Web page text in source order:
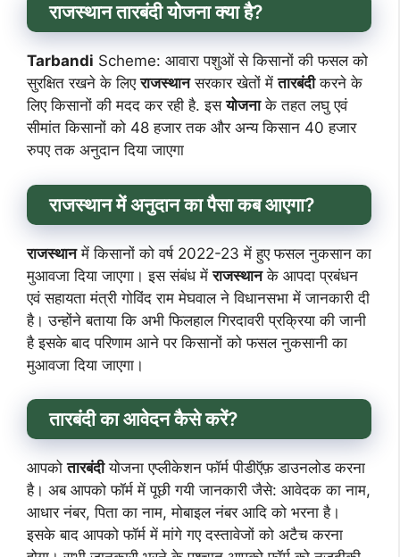
राजस्थान तारबंदी योजना क्या है?
Tarbandi Scheme: आवारा पशुओं से किसानों की फसल को
सुरक्षित रखने के लिएराजस्थानसरकार खेतों मेंतारबंदीकरने के
लिए किसानों की मदद कर रही है. इसयोजनाके तहत लघु एवं
सीमांत किसानों को 48 हजार तक और अन्य किसान 40 हजार
रुपए तक अनुदान दिया जाएगा
राजस्थान में अनुदान का पैसा कब आएगा?
राजस्थानमें किसानों को वर्ष 2022-23 में हुए फसल नुकसान का
मुआवजा दिया जाएगा। इस संबंध मेंराजस्थानके आपदा प्रबंधन
एवं सहायता मंत्री गोविंद राम मेघवाल ने विधानसभा में जानकारी दी
है। उन्होंने बताया कि अभी फिलहाल गिरदावरी प्रक्रिया की जानी
है इसके बाद परिणाम आने पर किसानों को फसल नुकसानी का
मुआवजा दिया जाएगा।
तारबंदी का आवेदन कैसे करें?
आपकोतारबंदीयोजना एप्लीकेशन फॉर्म पीडीऍफ़ डाउनलोड करना
है। अब आपको फॉर्म में पूछी गयी जानकारी जैसे: आवेदक का नाम,
आधार नंबर, पिता का नाम, मोबाइल नंबर आदि को भरना है।
इसके बाद आपको फॉर्म में मांगे गए दस्तावेजों को अटैच करना